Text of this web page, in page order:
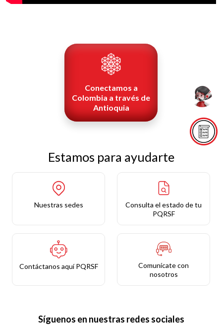
Conectamos a
Colombia a través de
Antioquia
Estamos para ayudarte
Nuestras sedes
Consulta el estado de tu
PQRSF
Contáctanos aquí PQRSF
Comunícate con
nosotros
Síguenos en nuestras redes sociales